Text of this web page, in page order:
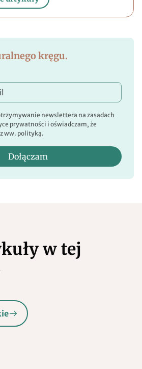
kręgu.
newslettera na zasadach
prywatności i oświadczam, że
ww. polityką.
Dołączam
w tej